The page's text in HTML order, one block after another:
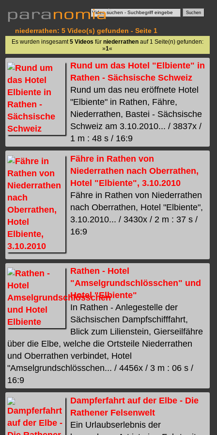
niederrathen: 5 Video(s) gefunden - Seite 1
Es wurden insgesamt 5 Videos für niederrathenauf 1 Seite(n) gefunden:
»1«
Rund um das Hotel "Elbiente" in
Rathen - Sächsische Schweiz
Rund um das neu eröffnete Hotel
"Elbiente" in Rathen, Fähre,
Niederrathen, Bastei - Sächsische
Schweiz am 3.10.2010... / 3837x /
1 m : 48 s / 16:9
Fähre in Rathen von
Niederrathen nach Oberrathen,
Hotel "Elbiente", 3.10.2010
Fähre in Rathen von Niederrathen
nach Oberrathen, Hotel "Elbiente",
3.10.2010... / 3430x / 2 m : 37 s /
16:9
Rathen - Hotel
"Amselgrundschlösschen" und
Hotel "Elbiente"
In Rathen - Anlegestelle der
Sächsischen Dampfschifffahrt,
Blick zum Lilienstein, Gierseilfähre
über die Elbe, welche die Ortsteile Niederrathen
und Oberrathen verbindet, Hotel
"Amselgrundschlösschen... / 4456x / 3 m : 06 s /
16:9
Dampferfahrt auf der Elbe - Die
Rathener Felsenwelt
Ein Urlaubserlebnis der